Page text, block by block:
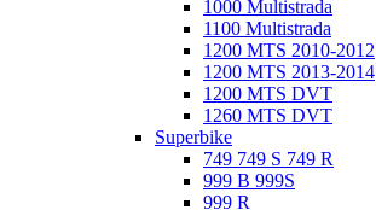
1000 Multistrada
1100 Multistrada
1200 MTS 2010-2012
1200 MTS 2013-2014
1200 MTS DVT
1260 MTS DVT
Superbike
749 749 S 749 R
999 B 999S
999 R